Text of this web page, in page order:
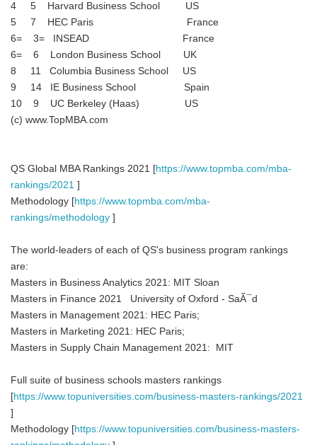
4 5 Harvard Business School US
5 7 HEC Paris France
6= 3= INSEAD France
6= 6 London Business School UK
8 11 Columbia Business School US
9 14 IE Business School Spain
10 9 UC Berkeley (Haas) US
(c) www.TopMBA.com
QS Global MBA Rankings 2021 [https://www.topmba.com/mba-
rankings/2021 ]
Methodology [https://www.topmba.com/mba-
rankings/methodology ]
The world-leaders of each of QS's business program rankings
are:
Masters in Business Analytics 2021: MIT Sloan
Masters in Finance 2021 University of Oxford - SaÃ¯d
Masters in Management 2021: HEC Paris;
Masters in Marketing 2021: HEC Paris;
Masters in Supply Chain Management 2021: MIT
Full suite of business schools masters rankings
[https://www.topuniversities.com/business-masters-rankings/2021
]
Methodology [https://www.topuniversities.com/business-masters-